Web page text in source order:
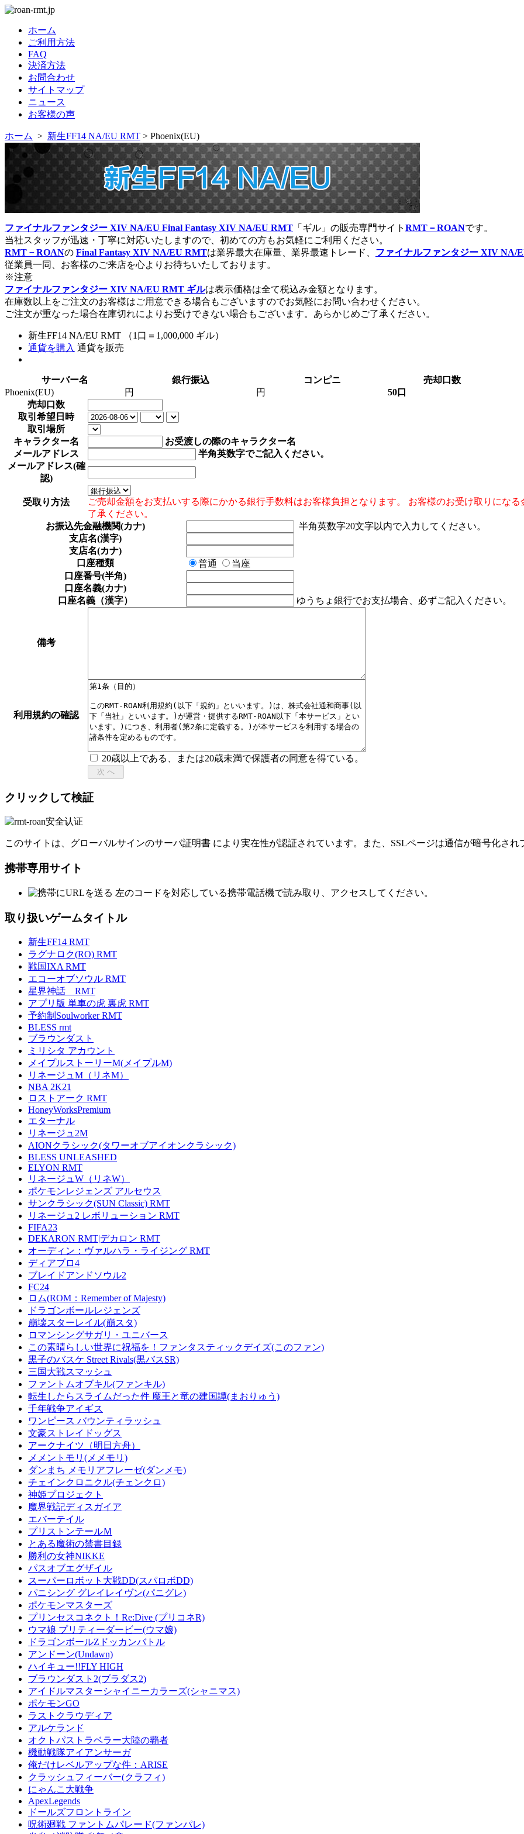
ホーム
ご利用方法
FAQ
決済方法
お問合わせ
サイトマップ
ニュース
お客様の声
ホーム > 新生FF14 NA/EU RMT > Phoenix(EU)
ファイナルファンタジー XIV NA/EU Final Fantasy XIV NA/EU RMT 「ギル」の販売専門サイト RMT－ROANです。
当社スタッフが迅速・丁寧に対応いたしますので、初めての方もお気軽にご利用ください。
RMT－ROANの Final Fantasy XIV NA/EU RMTは業界最大在庫量、業界最速トレード、 ファイナルファンタジー XIV NA/
従業員一同、お客様のご来店を心よりお待ちいたしております。
※注意
ファイナルファンタジー XIV NA/EU RMT ギルは表示価格は全て税込み金額となります。
在庫数以上をご注文のお客様はご用意できる場合もございますのでお気軽にお問い合わせください。
ご注文が重なった場合在庫切れによりお受けできない場合もございます。あらかじめご了承ください。
新生FF14 NA/EU RMT （1口＝1,000,000 ギル）
通貨を購入 通貨を販売
サーバー名 銀行振込 コンピニ
売却口数
Phoenix(EU)
円 円
50口
売却口数
取引希望日時
取引場所
キャラクター名
お受渡しの際のキャラクター名
メールアドレス
半角英数字でご記入ください。
メールアドレス(確
認)
受取り方法
ご売却金額をお支払いする際にかかる銀行手数料はお客様負担となります。 お客様のお受け取りにな
了承ください。
お振込先金融機関(カナ)
半角英数字20文字以内で入力してください。
支店名(漢字)
支店名(カナ)
口座種類
普通
当座
口座番号(半角)
口座名義(カナ)
口座名義（漢字）
ゆうちょ銀行でお支払場合、必ずご記入ください。
備考
利用規約の確認
20歳以上である、または20歳未満で保護者の同意を得ている。
クリックして検証
このサイトは、グローバルサインのサーバ証明書 により実在性が認証されています。また、SSLページは通信が暗号化され
携帯専用サイト
左のコードを対応している携帯電話機で読み取り、アクセスしてください。
取り扱いゲームタイトル
新生FF14 RMT
ラグナロク(RO) RMT
戦国IXA RMT
エコーオブソウル RMT
星界神話 RMT
アプリ版 単車の虎 裏虎 RMT
予約制Soulworker RMT
BLESS rmt
ブラウンダスト
ミリシタ アカウント
メイプルストーリーM(メイプルM)
リネージュM（リネM）
NBA 2K21
ロストアーク RMT
HoneyWorksPremium
エターナル
リネージュ2M
AIONクラシック(タワーオブアイオンクラシック)
BLESS UNLEASHED
ELYON RMT
リネージュW（リネW）
ポケモンレジェンズ アルセウス
サンクラシック(SUN Classic) RMT
リネージュ2 レボリューション RMT
FIFA23
DEKARON RMT|デカロン RMT
オーディン：ヴァルハラ・ライジング RMT
ディアブロ4
ブレイドアンドソウル2
FC24
ロム(ROM：Remember of Majesty)
ドラゴンボールレジェンズ
崩壊スターレイル(崩スタ)
ロマンシングサガリ・ユニバース
この素晴らしい世界に祝福を！ファンタスティックデイズ(このファン)
黒子のバスケ Street Rivals(黒バスSR)
三国大戦スマッシュ
ファントムオブキル(ファンキル)
転生したらスライムだった件 魔王と竜の建国譚(まおりゅう)
千年戦争アイギス
ワンピース バウンティラッシュ
文豪ストレイドッグス
アークナイツ（明日方舟）
メメントモリ(メメモリ)
ダンまち メモリアフレーゼ(ダンメモ)
チェインクロニクル(チェンクロ)
神姫プロジェクト
魔界戦記ディスガイア
エバーテイル
プリストンテールＭ
とある魔術の禁書目録
勝利の女神NIKKE
パスオブエグザイル
スーパーロボット大戦DD(スパロボDD)
パニシング グレイレイヴン(パニグレ)
ポケモンマスターズ
プリンセスコネクト！Re:Dive (プリコネR)
ウマ娘 プリティーダービー(ウマ娘)
ドラゴンボールZドッカンバトル
アンドーン(Undawn)
ハイキュー!!FLY HIGH
ブラウンダスト2(ブラダス2)
アイドルマスターシャイニーカラーズ(シャニマス)
ポケモンGO
ラストクラウディア
アルケランド
オクトパストラベラー大陸の覇者
機動戦隊アイアンサーガ
俺だけレベルアップな件：ARISE
クラッシュフィーバー(クラフィ)
にゃんこ大戦争
ApexLegends
ドールズフロントライン
呪術廻戦 ファントムパレード(ファンパレ)